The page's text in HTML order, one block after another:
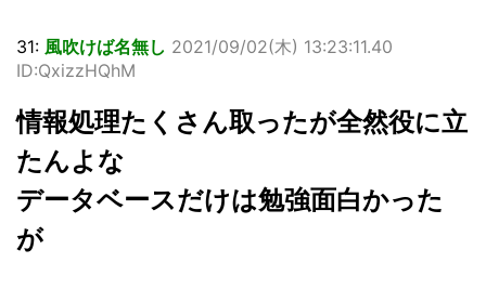
31: 風吹けば名無し 2021/09/02(木) 13:23:11.40
ID:QxizzHQhM
情報処理たくさん取ったが全然役に立
たんよな
データベースだけは勉強面白かった
が